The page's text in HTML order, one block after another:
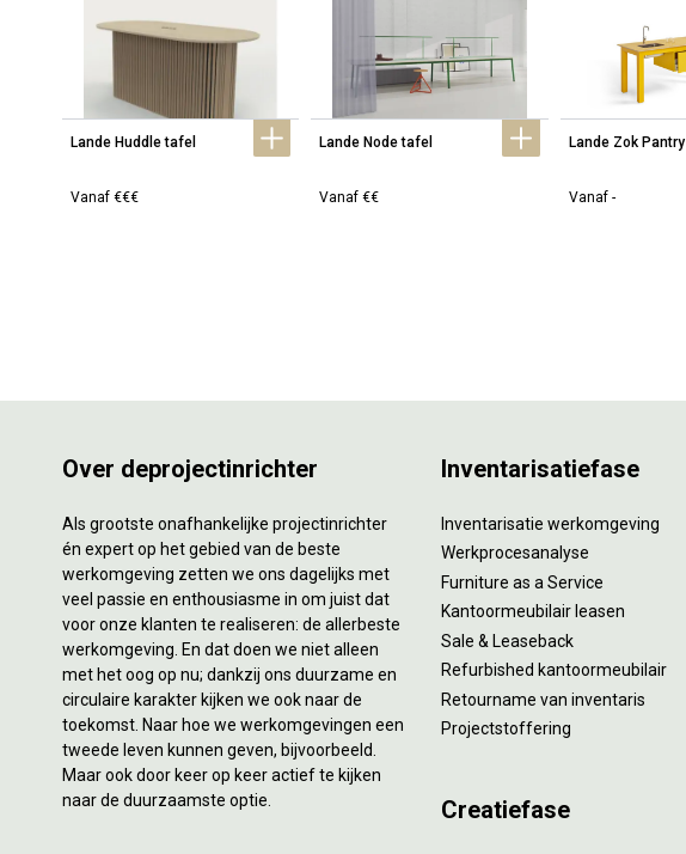
Lande Huddle tafel
Vanaf €€€
Lande Node tafel
Vanaf €€
Lande Zok Pantry
Vanaf -
Over deprojectinrichter
Als grootste onafhankelijke projectinrichter
én expert op het gebied van de beste
werkomgeving zetten we ons dagelijks met
veel passie en enthousiasme in om juist dat
voor onze klanten te realiseren: de allerbeste
werkomgeving. En dat doen we niet alleen
met het oog op nu; dankzij ons duurzame en
circulaire karakter kijken we ook naar de
toekomst. Naar hoe we werkomgevingen een
tweede leven kunnen geven, bijvoorbeeld.
Maar ook door keer op keer actief te kijken
naar de duurzaamste optie.
Inventarisatiefase
Inventarisatie werkomgeving
Werkprocesanalyse
Furniture as a Service
Kantoormeubilair leasen
Sale & Leaseback
Refurbished kantoormeubilair
Retourname van inventaris
Projectstoffering
Creatiefase